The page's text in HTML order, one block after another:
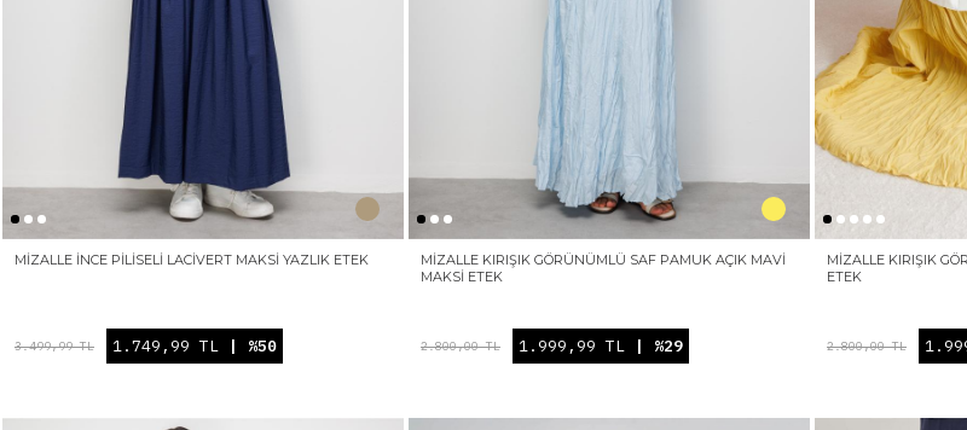
MIZALLE İNCE PILISELI LACIVERT MAKSI YAZLIK ETEK
3.499,99 TL 1.749,99 TL | %50
MIZALLE KIRIŞIK GÖRÜNÜMLÜ SAF PAMUK AÇIK MAVI
MAKSI ETEK
2.800,00 TL 1.999,99 TL | %29
MIZALLE KIRIŞIK
ETEK
2.800,00 TL